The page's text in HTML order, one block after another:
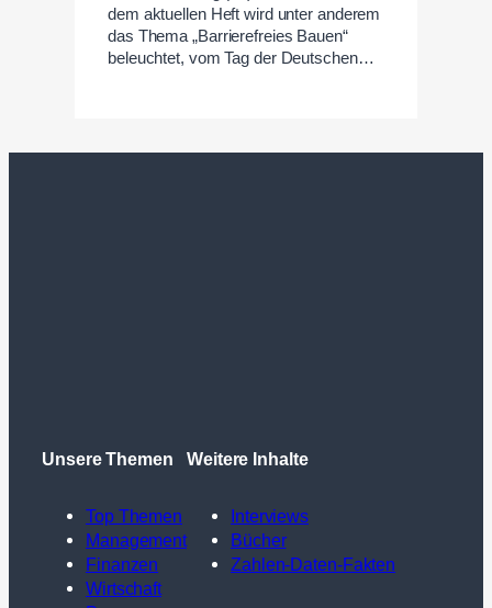
dem aktuellen Heft wird unter anderem
das Thema „Barrierefreies Bauen“
beleuchtet, vom Tag der Deutschen…
Unsere Themen
Top Themen
Management
Finanzen
Wirtschaft
Weitere Inhalte
Interviews
Bücher
Zahlen-Daten-Fakten